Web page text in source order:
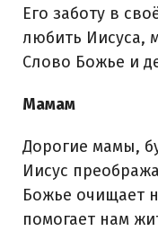
Его заботу в
любить Иисуса,
Слово Божье и
Мамам
Дорогие мамы,
Иисус
Божье очищает
помогает нам